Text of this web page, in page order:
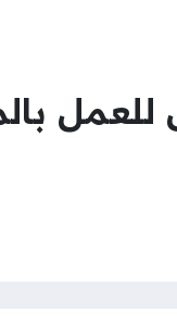
للعمل